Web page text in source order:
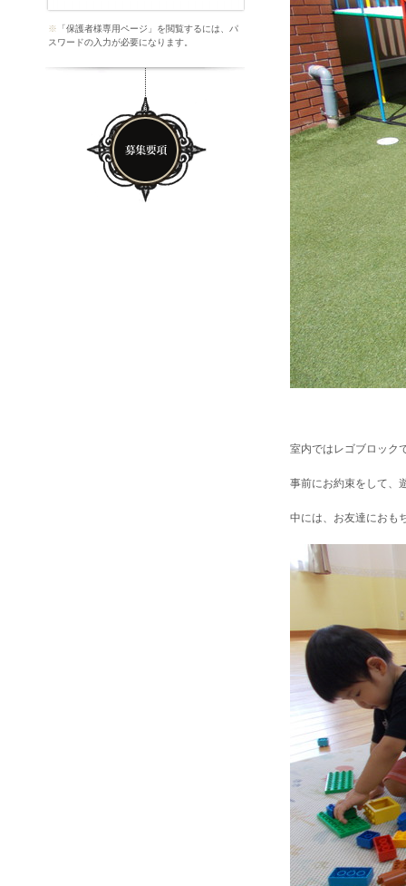
※ 「保護者様専用ページ」を閲覧するには、パ
スワードの入力が必要になります。
室内ではレゴブロック
事前にお約束をして、
中には、お友達におも